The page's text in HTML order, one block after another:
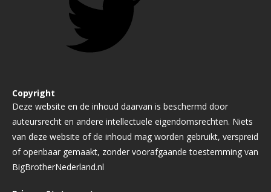
Copyright
Deze website en de inhoud daarvan is beschermd door
auteursrecht en andere intellectuele eigendomsrechten. Niets
van deze website of de inhoud mag worden gebruikt, verspreid
of openbaar gemaakt, zonder voorafgaande toestemming van
BigBrotherNederland.nl